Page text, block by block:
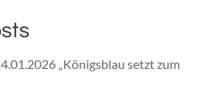
„Königsblau setzt zum